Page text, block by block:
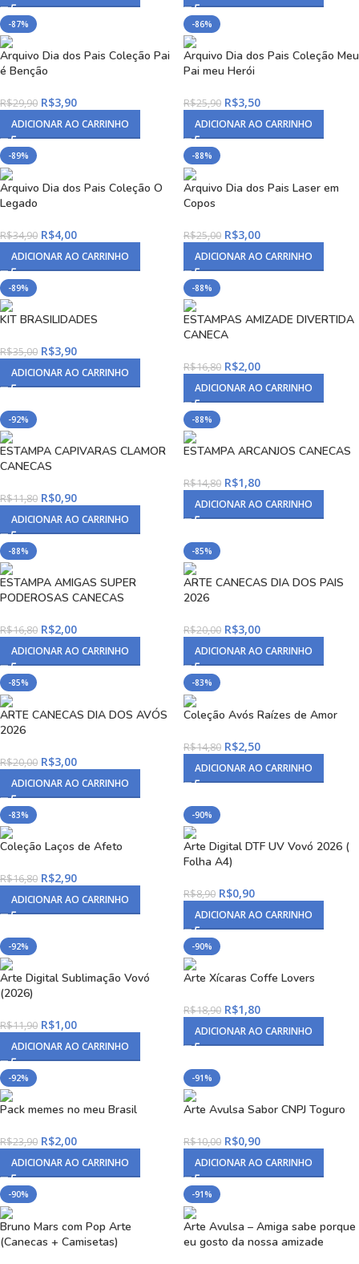
-87%
Arquivo Dia dos Pais Coleção Pai
é Benção
R$29,90 R$3,90
ADICIONAR AO CARRINHO
-86%
Arquivo Dia dos Pais Coleção Meu
Pai meu Herói
R$25,90 R$3,50
ADICIONAR AO CARRINHO
-89%
Arquivo Dia dos Pais Coleção O
Legado
R$34,90 R$4,00
ADICIONAR AO CARRINHO
-88%
Arquivo Dia dos Pais Laser em
Copos
R$25,00 R$3,00
ADICIONAR AO CARRINHO
-89%
KIT BRASILIDADES
R$35,00 R$3,90
ADICIONAR AO CARRINHO
-88%
ESTAMPAS AMIZADE DIVERTIDA
CANECA
R$16,80 R$2,00
ADICIONAR AO CARRINHO
-92%
ESTAMPA CAPIVARAS CLAMOR
CANECAS
R$11,80 R$0,90
ADICIONAR AO CARRINHO
-88%
ESTAMPA ARCANJOS CANECAS
R$14,80 R$1,80
ADICIONAR AO CARRINHO
-88%
ESTAMPA AMIGAS SUPER
PODEROSAS CANECAS
R$16,80 R$2,00
ADICIONAR AO CARRINHO
-85%
ARTE CANECAS DIA DOS PAIS
2026
R$20,00 R$3,00
ADICIONAR AO CARRINHO
-85%
ARTE CANECAS DIA DOS AVÓS
2026
R$20,00 R$3,00
ADICIONAR AO CARRINHO
-83%
Coleção Avós Raízes de Amor
R$14,80 R$2,50
ADICIONAR AO CARRINHO
-83%
Coleção Laços de Afeto
R$16,80 R$2,90
ADICIONAR AO CARRINHO
-90%
Arte Digital DTF UV Vovó 2026 (
Folha A4)
R$8,90 R$0,90
ADICIONAR AO CARRINHO
-92%
Arte Digital Sublimação Vovó
(2026)
R$11,90 R$1,00
ADICIONAR AO CARRINHO
-90%
Arte Xícaras Coffe Lovers
R$18,90 R$1,80
ADICIONAR AO CARRINHO
-92%
Pack memes no meu Brasil
R$23,90 R$2,00
ADICIONAR AO CARRINHO
-91%
Arte Avulsa Sabor CNPJ Toguro
R$10,00 R$0,90
ADICIONAR AO CARRINHO
-90%
Bruno Mars com Pop Arte
(Canecas + Camisetas)
-91%
Arte Avulsa – Amiga sabe porque
eu gosto da nossa amizade